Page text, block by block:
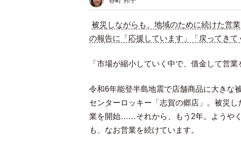
被災しながらも、地域のために続けた
の報告に「応援しています」「戻ってきて
「市場が縮小していく中で、借金して営
令和6年能登半島地震で店舗商品に大きな
センターロッキー「志賀の郷店」。被災
業を開始……それから、もう2年。ようや
も、なお営業を続けています。